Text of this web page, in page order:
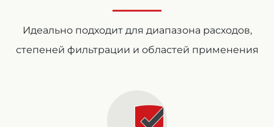
Идеально подходит для диапазона расходов,
степеней фильтрации и областей применения